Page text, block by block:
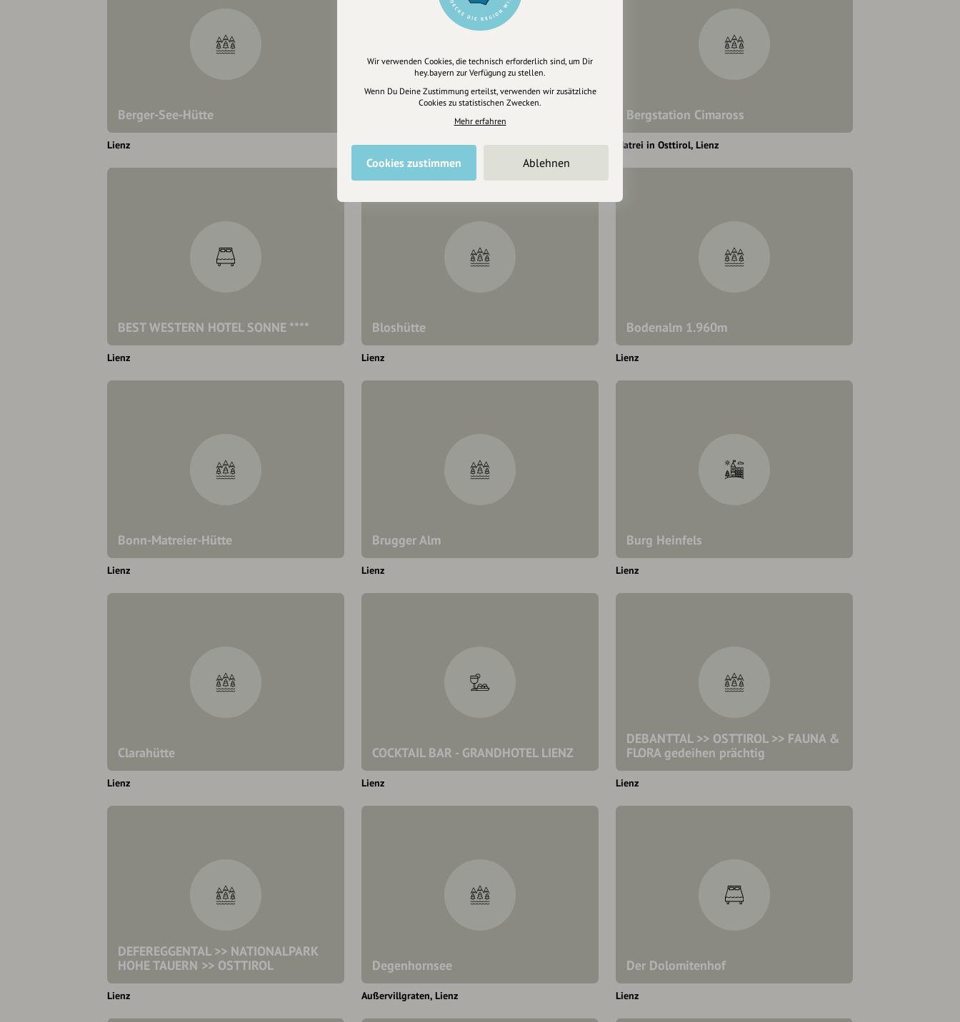
Berger-See-Hütte
Lienz Lienz
Bergstation Cimaross
Matrei in Osttirol Lienz
BEST WESTERN HOTEL SONNE ****
Lienz
Bloshütte
Lienz
Bodenalm 1.960m
Lienz
Bonn-Matreier-Hütte
Lienz
Brugger Alm
Lienz
Burg Heinfels
Lienz
Clarahütte
Lienz
COCKTAIL BAR - GRANDHOTEL LIENZ
Lienz
DEBANTTAL >> OSTTIROL >> FAUNA &
FLORA gedeihen prächtig
Lienz
DEFEREGGENTAL >> NATIONALPARK
HOHE TAUERN >> OSTTIROL
Lienz
Degenhornsee
Außervillgraten Lienz
Der Dolomitenhof
Lienz
Wir verwenden Cookies, die technisch erforderlich sind, um Dir
hey.bayern zur Verfügung zu stellen.
Wenn Du Deine Zustimmung erteilst, verwenden wir zusätzliche
Cookies zu statistischen Zwecken.
Mehr erfahren
Cookies zustimmen Ablehnen